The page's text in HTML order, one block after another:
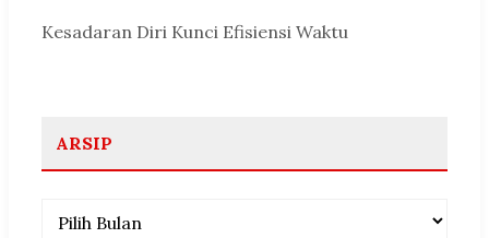
Kesadaran Diri Kunci Efisiensi Waktu
ARSIP
Arsip